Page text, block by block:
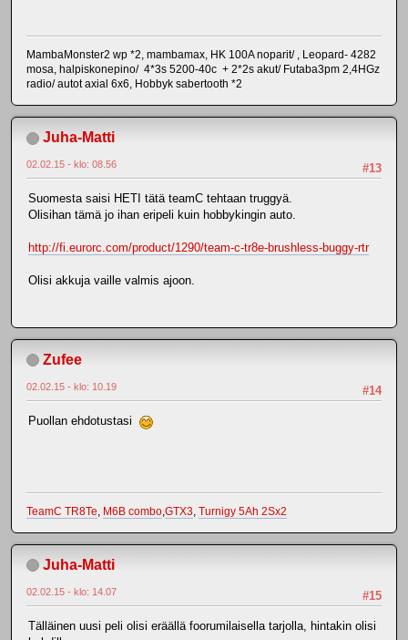
MambaMonster2 wp *2, mambamax, HK 100A noparit/ , Leopard- 4282
mosa, halpiskonepino/ 4*3s 5200-40c + 2*2s akut/ Futaba3pm 2,4HGz
radio/ autot axial 6x6, Hobbyk sabertooth *2
Juha-Matti
#13
02.02.15 - klo: 08.56
Suomesta saisi HETI tätä teamC tehtaan truggyä.
Olisihan tämä jo ihan eripeli kuin hobbykingin auto.
http://fi.eurorc.com/product/1290/team-c-tr8e-brushless-buggy-rtr
Olisi akkuja vaille valmis ajoon.
Zufee
#14
02.02.15 - klo: 10.19
Puollan ehdotustasi
TeamC TR8Te M6B combo GTX3 Turnigy 5Ah 2Sx2
Juha-Matti
#15
02.02.15 - klo: 14.07
Tälläinen uusi peli olisi eräällä foorumilaisella tarjolla, hintakin olisi